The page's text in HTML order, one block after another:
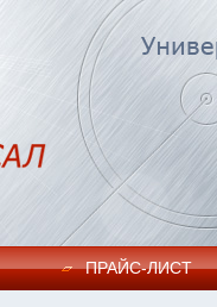
ПРАЙC-ЛИСТ